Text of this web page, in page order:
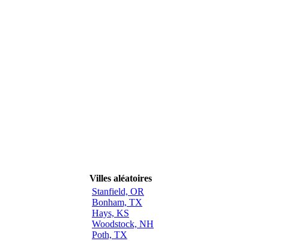
Villes aléatoires
Stanfield, OR
Bonham, TX
Hays, KS
Woodstock, NH
Poth, TX